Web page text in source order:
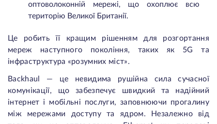
оптоволоконній мережі, що охоплює всю
територію Великої Британії.
Це робить її кращим рішенням для розгортання
мереж наступного покоління, таких як 5G та
інфраструктура «розумних міст».
Backhaul — це невидима рушійна сила сучасної
комунікації, що забезпечує швидкий та надійний
інтернет і мобільні послуги, заповнюючи прогалину
між мережами доступу та ядром. Незалежно від